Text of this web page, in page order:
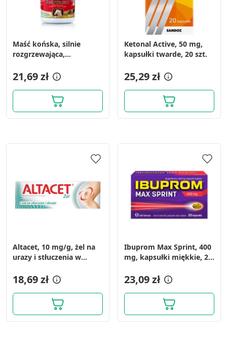
Maść końska, silnie
rozgrzewająca,
21,69 zł
Ketonal Active, 50 mg,
kapsułki twarde, 20 szt.
25,29 zł
Altacet, 10 mg/g, żel na
urazy i stłuczenia w
18,69 zł
Ibuprom Max Sprint, 400
mg, kapsułki miękkie, 20
23,09 zł